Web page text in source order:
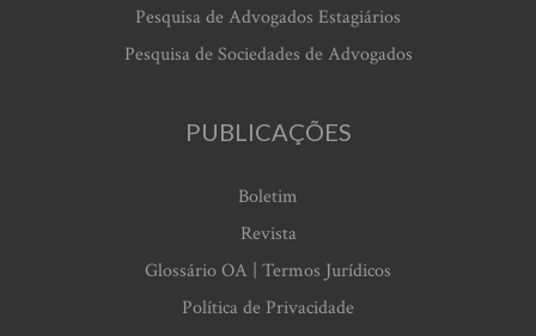
Pesquisa de Advogados Estagiários
Pesquisa de Sociedades de Advogados
PUBLICAÇÕES
Boletim
Revista
Glossário OA | Termos Jurídicos
Política de Privacidade